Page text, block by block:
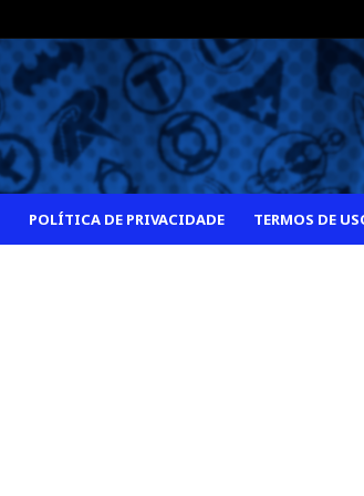
POLÍTICA DE PRIVACIDADE TERMOS DE